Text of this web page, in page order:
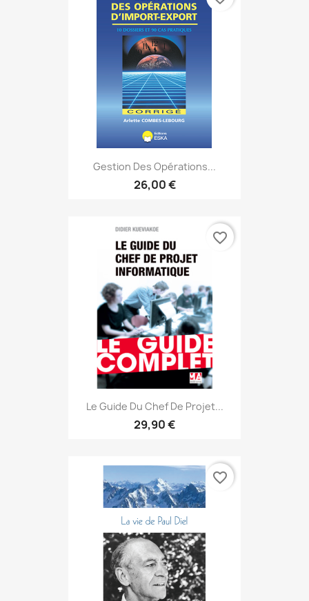
Gestion Des Opérations...
26,00 €
Le Guide Du Chef De Projet...
29,90 €
favorite_border
favorite_border